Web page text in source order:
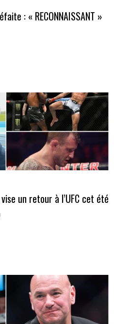
: « RECONNAISSANT »
un retour à l’UFC cet été